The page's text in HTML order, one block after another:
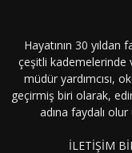
Hayatının 30 yıldan
çeşitli kademelerinde
müdür yardımcısı,
geçirmiş biri olarak,
adına faydalı
İLETİŞİM